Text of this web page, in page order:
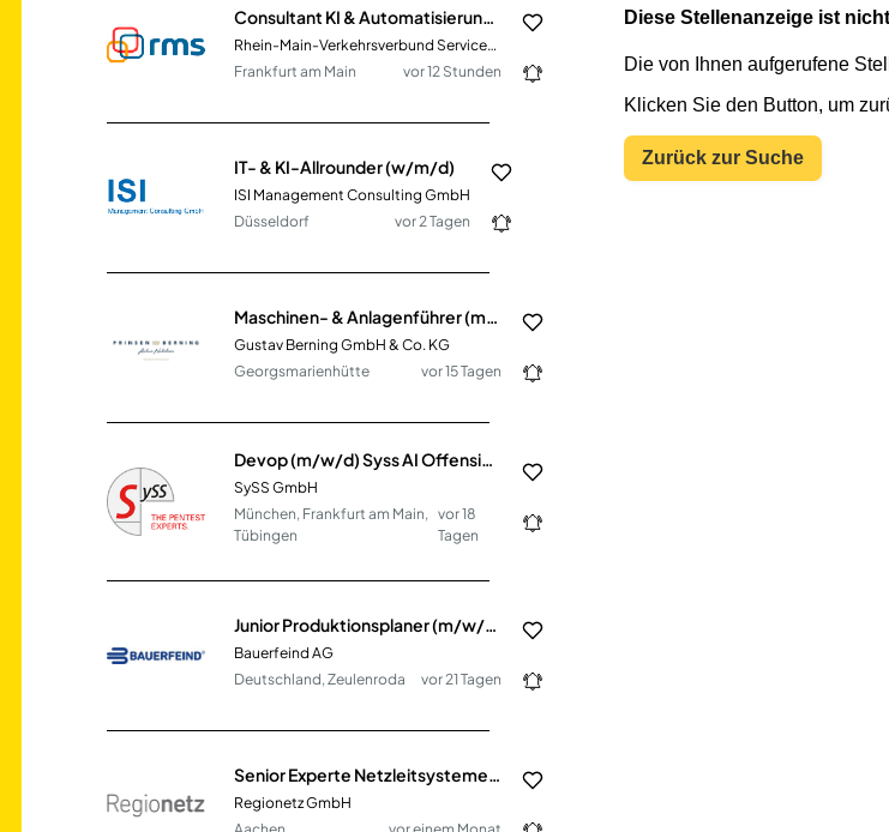
Consultant KI & Automatisierung (m/w/d)
Rhein-Main-Verkehrsverbund Servicegesellschaft mbH
Frankfurt am Main
vor 12 Stunden
IT- & KI-Allrounder (w/m/d)
ISI Management Consulting GmbH
Düsseldorf
vor 2 Tagen
Maschinen- & Anlagenführer (m/w/d) im Lebensmittelbereich
Gustav Berning GmbH & Co. KG
Georgsmarienhütte
vor 15 Tagen
Devop (m/w/d) Syss AI Offensive Platform
SySS GmbH
München, Frankfurt am Main,
Tübingen
vor 18
Tagen
Junior Produktionsplaner (m/w/d) - Disposition & Fertigungssteuerung
Bauerfeind AG
Deutschland, Zeulenroda
vor 21 Tagen
Regionetz GmbH
Aachen
vor einem Monat